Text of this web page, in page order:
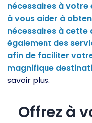
nécessaires à votre
à vous aider à
nécessaires à cette
également des
afin de faciliter
magnifique
savoir plus.
Offrez à